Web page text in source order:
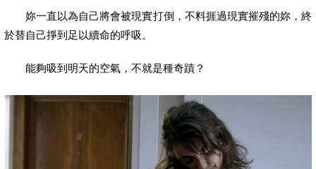
妳一直以為自己將會被現實打倒，不料捱過現實摧殘的妳，終
於替自己掙到足以續命的呼吸。
能夠吸到明天的空氣，不就是種奇蹟？